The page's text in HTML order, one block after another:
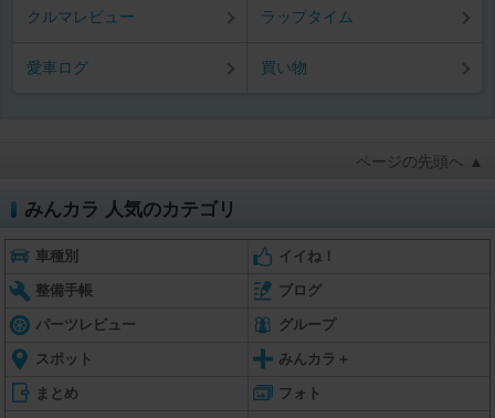
クルマレビュー ラップタイム
愛車ログ 買い物
ページの先頭へ ▲
みんカラ 人気のカテゴリ
車種別 イイね！
整備手帳 ブログ
パーツレビュー グループ
スポット みんカラ＋
まとめ フォト